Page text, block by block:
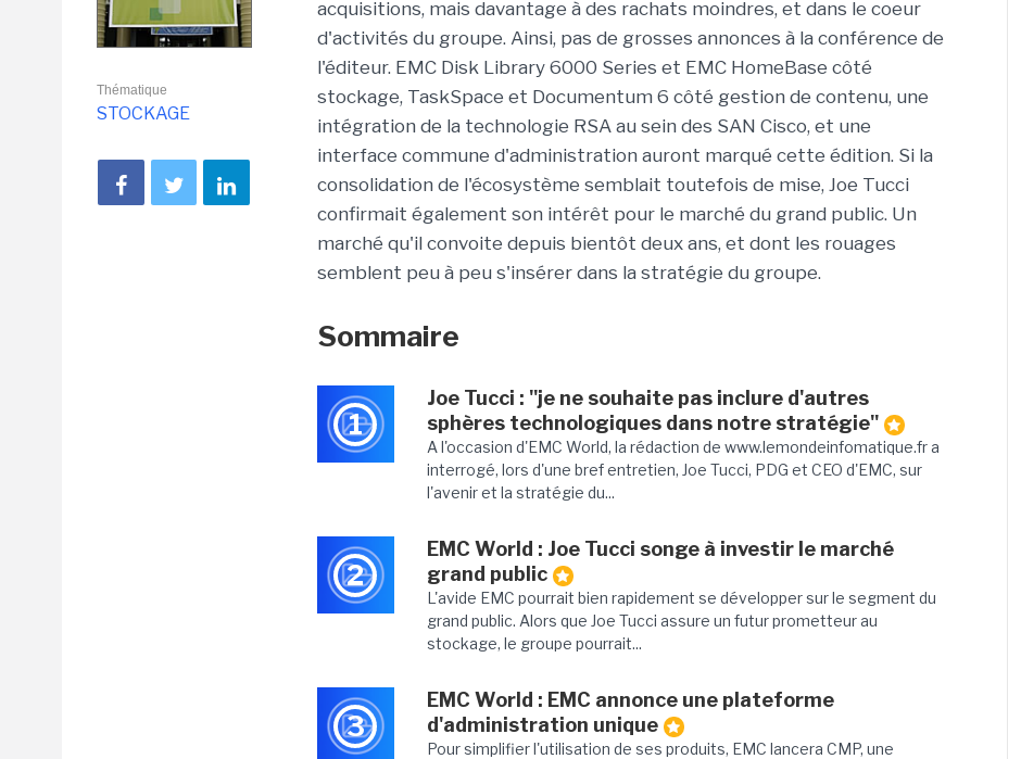
Thématique
STOCKAGE
acquisitions, mais davantage à des rachats moindres, et dans le coeur
d'activités du groupe. Ainsi, pas de grosses annonces à la conférence de
l'éditeur. EMC Disk Library 6000 Series et EMC HomeBase côté
stockage, TaskSpace et Documentum 6 côté gestion de contenu, une
intégration de la technologie RSA au sein des SAN Cisco, et une
interface commune d'administration auront marqué cette édition. Si la
consolidation de l'écosystème semblait toutefois de mise, Joe Tucci
confirmait également son intérêt pour le marché du grand public. Un
marché qu'il convoite depuis bientôt deux ans, et dont les rouages
semblent peu à peu s'insérer dans la stratégie du groupe.
Sommaire
1
Joe Tucci : "je ne souhaite pas inclure d'autres
sphères technologiques dans notre stratégie"
A l'occasion d'EMC World, la rédaction de www.lemondeinfomatique.fr a
interrogé, lors d'une bref entretien, Joe Tucci, PDG et CEO d'EMC, sur
l'avenir et la stratégie du...
2
EMC World : Joe Tucci songe à investir le marché
grand public
L'avide EMC pourrait bien rapidement se développer sur le segment du
grand public. Alors que Joe Tucci assure un futur prometteur au
stockage, le groupe pourrait...
3
EMC World : EMC annonce une plateforme
d'administration unique
Pour simplifier l'utilisation de ses produits, EMC lancera CMP, une